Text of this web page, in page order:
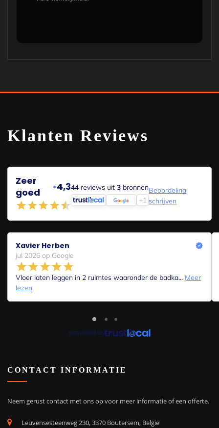
Klanten Reviews
Zeer
goed
•4,344reviews uit3 bronnen
+1
Beoordeling
schrijven
Xavier Herben
jul 2026 op Google
Vloer laten leggen in 2 ruimtes waaronder de badka... Meer
lezen
provided by
CONTACT INFORMATIE
Neem gerust contact met ons op voor meer informatie of een offerte.
Leuvensesteenweg 230, 3370 Boutersem, België